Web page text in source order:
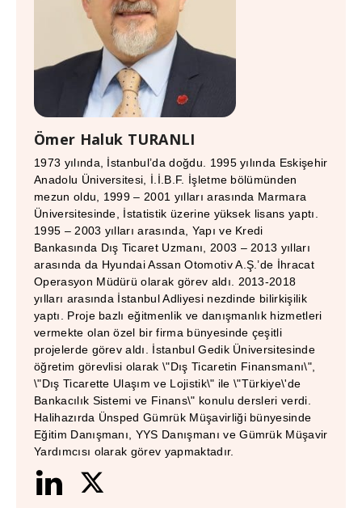
Ömer Haluk TURANLI
1973 yılında, İstanbul’da doğdu. 1995 yılında Eskişehir
Anadolu Üniversitesi, İ.İ.B.F. İşletme bölümünden
mezun oldu, 1999 – 2001 yılları arasında Marmara
Üniversitesinde, İstatistik üzerine yüksek lisans yaptı.
1995 – 2003 yılları arasında, Yapı ve Kredi
Bankasında Dış Ticaret Uzmanı, 2003 – 2013 yılları
arasında da Hyundai Assan Otomotiv A.Ş.’de İhracat
Operasyon Müdürü olarak görev aldı. 2013-2018
yılları arasında İstanbul Adliyesi nezdinde bilirkişilik
yaptı. Proje bazlı eğitmenlik ve danışmanlık hizmetleri
vermekte olan özel bir firma bünyesinde çeşitli
projelerde görev aldı. İstanbul Gedik Üniversitesinde
öğretim görevlisi olarak \"Dış Ticaretin Finansmanı\",
\"Dış Ticarette Ulaşım ve Lojistik\" ile \"Türkiye\'de
Bankacılık Sistemi ve Finans\" konulu dersleri verdi.
Halihazırda Ünsped Gümrük Müşavirliği bünyesinde
Eğitim Danışmanı, YYS Danışmanı ve Gümrük Müşavir
Yardımcısı olarak görev yapmaktadır.